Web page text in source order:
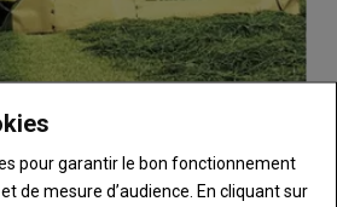
pour garantir le bon fonctionnement
de mesure d’audience. En cliquant sur